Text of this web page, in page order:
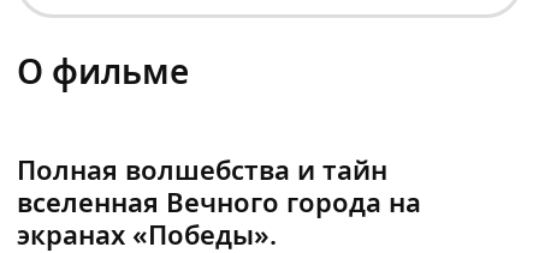
О фильме
Полная волшебства и тайн
вселенная Вечного города на
экранах «Победы».